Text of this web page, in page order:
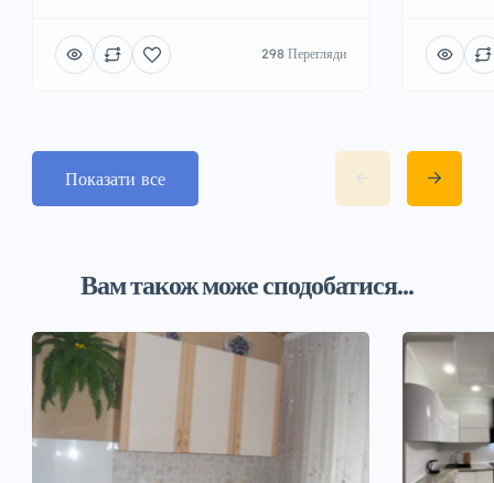
298 Перегляди
Показати все
Вам також може сподобатися...